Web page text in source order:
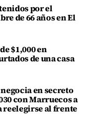
por el
de 66 años en El
$1,000 en
de una casa
en secreto
con Marruecos a
reelegirse al frente